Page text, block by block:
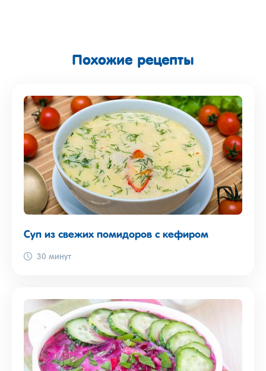
Похожие рецепты
Суп из свежих помидоров с кефиром
30 минут